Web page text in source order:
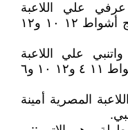
عرفي علي اللاعبة
المصرية روان العربي ٣ صفر بنتائج أشواط ١٢ ١٠ و١٢
واتنبي علي اللاعبة
المصرية سلمي هاني ٣ ١ بنتائج أشواط ١١ ٤ و١٢ ١٠ و٦
المصرية أمينة